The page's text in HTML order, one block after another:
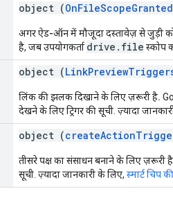
object (
अगर ऐड-ऑन में मौजूदा दस्तावेज़ से जुड़ी
है, जब उपयोगकर्ता drive.file स्कोप
object (
लिंक की झलक दिखाने के लिए ज़रूरी है.
देखने के लिए ट्रिगर की सूची. ज़्यादा
object (
तीसरे पक्ष का संसाधन बनाने के लिए ज़रूरी
सूची. ज़्यादा जानकारी के लिए, स्मार्ट चिप